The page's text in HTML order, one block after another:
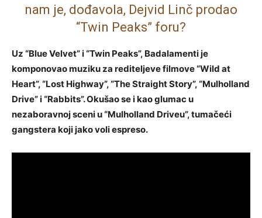
nam je, dođavola, Dejvid Linč prodao
“Twin Peaks” foru?
Uz “Blue Velvet” i “Twin Peaks”, Badalamenti je
komponovao muziku za rediteljeve filmove “Wild at
Heart”, “Lost Highway”, “The Straight Story”, “Mulholland
Drive” i “Rabbits”. Okušao se i kao glumac u
nezaboravnoj sceni u “Mulholland Driveu”, tumačeći
gangstera koji jako voli espreso.